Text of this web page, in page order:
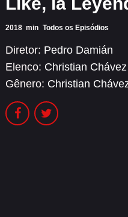
2018 min Todos os Episódios
Diretor: Pedro Damián
Elenco: Christian Chávez
Gênero: Christian